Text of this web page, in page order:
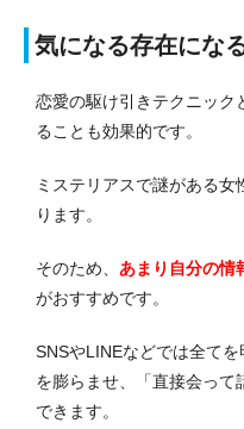
気になる存在にな
恋愛の駆け引きテクニック
ることも効果的です。
ミステリアスで謎がある
ります。
そのため、 あまり自分の情
がおすすめです。
SNSやLINEなどでは全て
を膨らませ、「直接会って
できます。